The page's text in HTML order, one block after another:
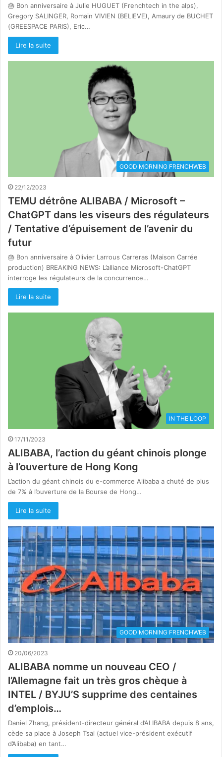
🎂 Bon anniversaire à Julie HUGUET (Frenchtech in the alps),
Gregory SALINGER, Romain VIVIEN (BELIEVE), Amaury de BUCHET
(GREESPACE PARIS), Eric…
Lire la suite
GOOD MORNING FRENCHWEB
22/12/2023
TEMU détrône ALIBABA / Microsoft –
ChatGPT dans les viseurs des régulateurs
/ Tentative d’épuisement de l’avenir du
futur
🎂 Bon anniversaire à Olivier Larrous Carreras (Maison Carrée
production) BREAKING NEWS: L’alliance Microsoft-ChatGPT
interroge les régulateurs de la concurrence…
Lire la suite
IN THE LOOP
17/11/2023
ALIBABA, l’action du géant chinois plonge
à l’ouverture de Hong Kong
L’action du géant chinois du e-commerce Alibaba a chuté de plus
de 7% à l’ouverture de la Bourse de Hong…
Lire la suite
GOOD MORNING FRENCHWEB
20/06/2023
ALIBABA nomme un nouveau CEO /
l’Allemagne fait un très gros chèque à
INTEL / BYJU’S supprime des centaines
d’emplois…
Daniel Zhang, président-directeur général d’ALIBABA depuis 8 ans,
cède sa place à Joseph Tsai (actuel vice-président exécutif
d’Alibaba) en tant…